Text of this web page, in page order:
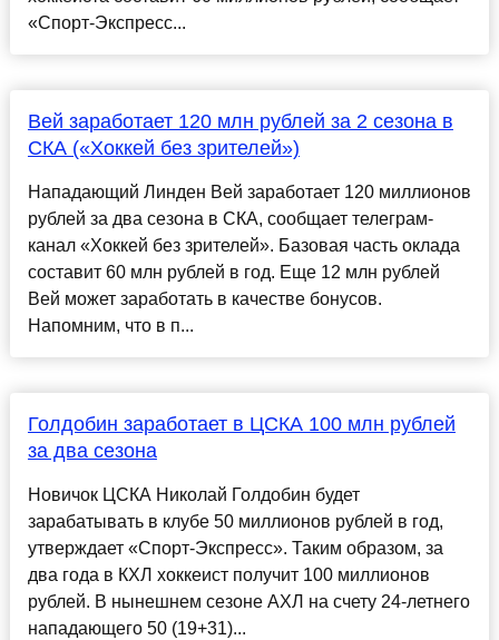
«Спорт-Экспресс...
Вей заработает 120 млн рублей за 2 сезона в
СКА («Хоккей без зрителей»)
Нападающий Линден Вей заработает 120 миллионов
рублей за два сезона в СКА, сообщает телеграм-
канал «Хоккей без зрителей». Базовая часть оклада
составит 60 млн рублей в год. Еще 12 млн рублей
Вей может заработать в качестве бонусов.
Напомним, что в п...
Голдобин заработает в ЦСКА 100 млн рублей
за два сезона
Новичок ЦСКА Николай Голдобин будет
зарабатывать в клубе 50 миллионов рублей в год,
утверждает «Спорт-Экспресс». Таким образом, за
два года в КХЛ хоккеист получит 100 миллионов
рублей. В нынешнем сезоне АХЛ на счету 24-летнего
нападающего 50 (19+31)...